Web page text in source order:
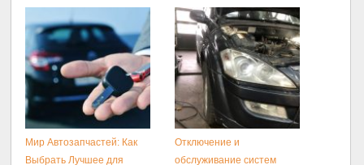
Мир Автозапчастей: Как
Выбрать Лучшее для
Отключение и
обслуживание систем